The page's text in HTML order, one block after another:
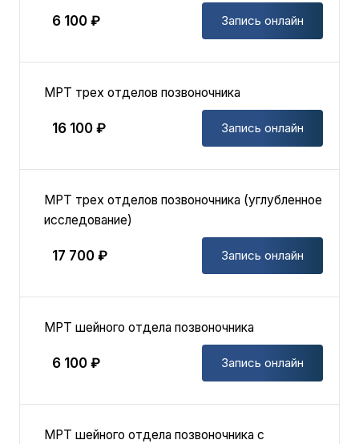
6 100 ₽ Запись онлайн
МРТ трех отделов позвоночника
16 100 ₽ Запись онлайн
МРТ трех отделов позвоночника (углубленное
исследование)
17 700 ₽ Запись онлайн
МРТ шейного отдела позвоночника
6 100 ₽ Запись онлайн
МРТ шейного отдела позвоночника с